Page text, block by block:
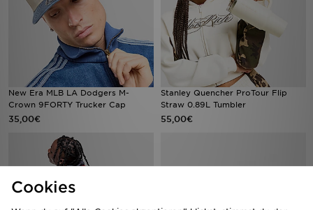
New Era MLB LA Dodgers M-
Crown 9FORTY Trucker Cap
35,00€
Stanley Quencher ProTour Flip
Straw 0.89L Tumbler
55,00€
Cookies